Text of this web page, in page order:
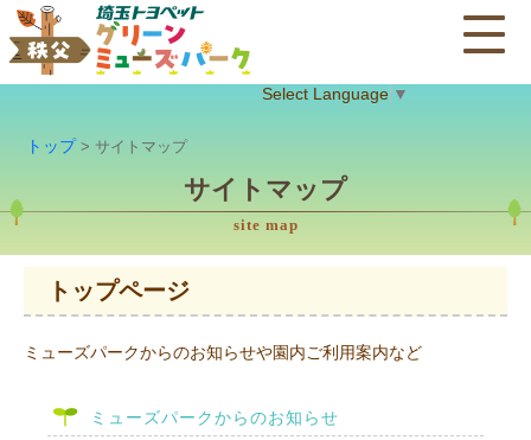
Select Language ▼
トップ > サイトマップ
サイトマップ
site map
トップページ
ミューズパークからのお知らせや園内ご利用案内など
ミューズパークからのお知らせ